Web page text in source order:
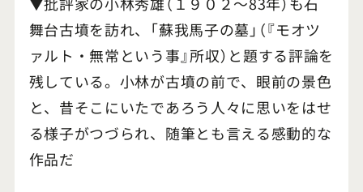
舞台古墳を訪れ、「蘇我馬子の墓」（『モオツ
ァルト・無常という事』所収）と題する評論を
残している。小林が古墳の前で、眼前の景色
と、昔そこにいたであろう人々に思いをはせ
る様子がつづられ、随筆とも言える感動的な
作品だ